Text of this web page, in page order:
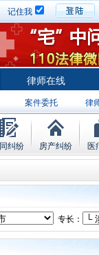
记住我
律师在线
案件委托 律
纠纷 房产纠纷 医
专长：